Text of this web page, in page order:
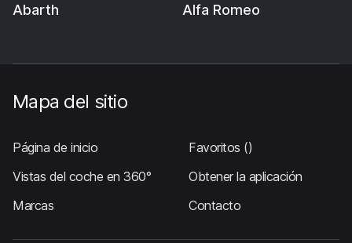
Abarth Alfa Romeo
Mapa del sitio
Página de inicio Favoritos ()
Vistas del coche en 360°
Obtener la aplicación
Marcas
Contacto